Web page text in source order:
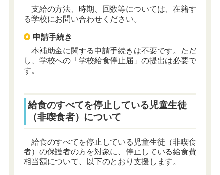
支給の方法、時期、回数等については、在籍す
る学校にお問い合わせください。
申請手続き
本補助金に関する申請手続きは不要です。ただ
し、学校への「学校給食停止届」の提出は必要で
す。
給食のすべてを停止している児童生徒
（非喫食者）について
給食のすべてを停止している児童生徒（非喫食
者）の保護者の方を対象に、停止している給食費
相当額について、以下のとおり支援します。